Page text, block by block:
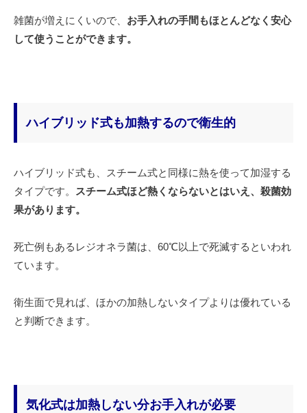
雑菌が増えにくいので、 お手入れの手間もほとんどなく安心
して使うことができます。
ハイブリッド式も加熱するので衛生的
ハイブリッド式も、スチーム式と同様に熱を使って加湿する
タイプです。 スチーム式ほど熱くならないとはいえ、殺菌効
果があります。
死亡例もあるレジオネラ菌は、60℃以上で死滅するといわれ
ています。
衛生面で見れば、ほかの加熱しないタイプよりは優れている
と判断できます。
気化式は加熱しない分お手入れが必要